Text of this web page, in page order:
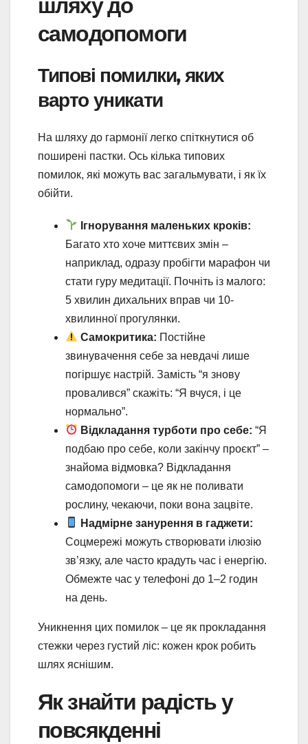
самодопомоги
Типові помилки, яких
варто уникати
На шляху до гармонії легко спіткнутися об
поширені пастки. Ось кілька типових
помилок, які можуть вас загальмувати, і як їх
обійти.
Ігнорування маленьких кроків:
Багато хто хоче миттєвих змін –
наприклад, одразу пробігти марафон чи
стати гуру медитації. Почніть із малого:
5 хвилин дихальних вправ чи 10-
хвилинної прогулянки.
Самокритика: Постійне
звинувачення себе за невдачі лише
погіршує настрій. Замість “я знову
провалився” скажіть: “Я вчуся, і це
нормально”.
Відкладання турботи про себе: “Я
подбаю про себе, коли закінчу проєкт” –
знайома відмовка? Відкладання
самодопомоги – це як не поливати
рослину, чекаючи, поки вона зацвіте.
Надмірне занурення в гаджети:
Соцмережі можуть створювати ілюзію
зв’язку, але часто крадуть час і енергію.
Обмежте час у телефоні до 1–2 годин
на день.
Уникнення цих помилок – це як прокладання
стежки через густий ліс: кожен крок робить
шлях яснішим.
Як знайти радість у
повсякденні